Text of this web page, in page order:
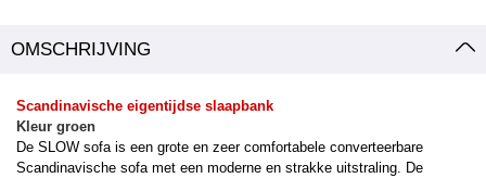
OMSCHRIJVING
Scandinavische eigentijdse slaapbank
Kleur groen
De SLOW sofa is een grote en zeer comfortabele converteerbare
Scandinavische sofa met een moderne en strakke uitstraling. De